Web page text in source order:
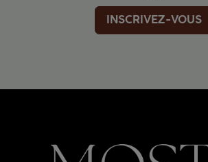
INSCRIVEZ-VOUS